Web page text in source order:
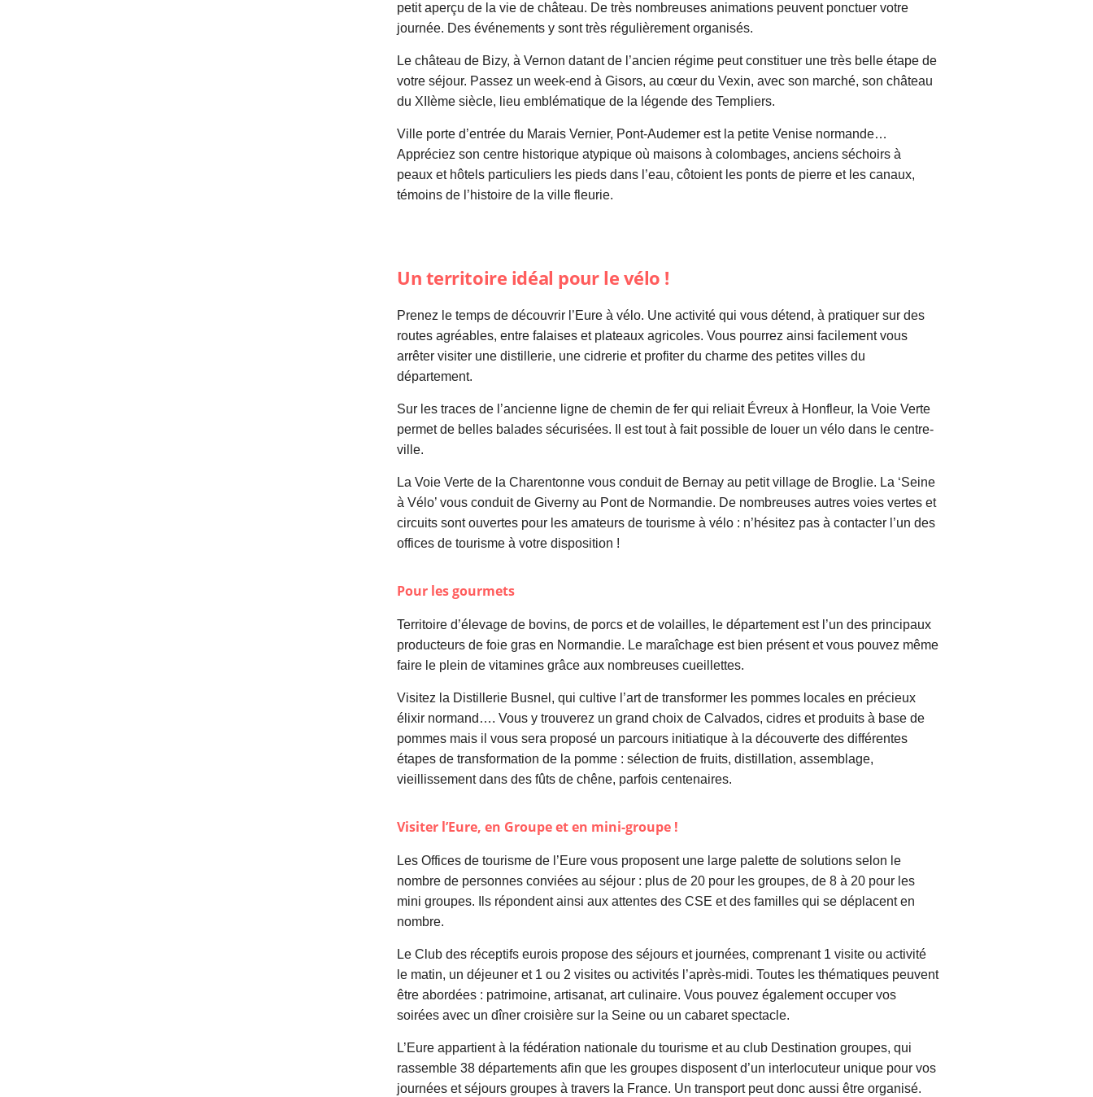
petit aperçu de la vie de château. De très nombreuses animations peuvent ponctuer votre
journée. Des événements y sont très régulièrement organisés.
Le château de Bizy, à Vernon datant de l’ancien régime peut constituer une très belle étape de
votre séjour. Passez un week-end à Gisors, au cœur du Vexin, avec son marché, son château
du XIIème siècle, lieu emblématique de la légende des Templiers.
Ville porte d’entrée du Marais Vernier, Pont-Audemer est la petite Venise normande…
Appréciez son centre historique atypique où maisons à colombages, anciens séchoirs à
peaux et hôtels particuliers les pieds dans l’eau, côtoient les ponts de pierre et les canaux,
témoins de l’histoire de la ville fleurie.
Un territoire idéal pour le vélo !
Prenez le temps de découvrir l’Eure à vélo. Une activité qui vous détend, à pratiquer sur des
routes agréables, entre falaises et plateaux agricoles. Vous pourrez ainsi facilement vous
arrêter visiter une distillerie, une cidrerie et profiter du charme des petites villes du
département.
Sur les traces de l’ancienne ligne de chemin de fer qui reliait Évreux à Honfleur, la Voie Verte
permet de belles balades sécurisées. Il est tout à fait possible de louer un vélo dans le centre-
ville.
La Voie Verte de la Charentonne vous conduit de Bernay au petit village de Broglie. La ‘Seine
à Vélo’ vous conduit de Giverny au Pont de Normandie. De nombreuses autres voies vertes et
circuits sont ouvertes pour les amateurs de tourisme à vélo : n’hésitez pas à contacter l’un des
offices de tourisme à votre disposition !
Pour les gourmets
Territoire d’élevage de bovins, de porcs et de volailles, le département est l’un des principaux
producteurs de foie gras en Normandie. Le maraîchage est bien présent et vous pouvez même
faire le plein de vitamines grâce aux nombreuses cueillettes.
Visitez la Distillerie Busnel, qui cultive l’art de transformer les pommes locales en précieux
élixir normand…. Vous y trouverez un grand choix de Calvados, cidres et produits à base de
pommes mais il vous sera proposé un parcours initiatique à la découverte des différentes
étapes de transformation de la pomme : sélection de fruits, distillation, assemblage,
vieillissement dans des fûts de chêne, parfois centenaires.
Visiter l’Eure, en Groupe et en mini-groupe !
Les Offices de tourisme de l’Eure vous proposent une large palette de solutions selon le
nombre de personnes conviées au séjour : plus de 20 pour les groupes, de 8 à 20 pour les
mini groupes. Ils répondent ainsi aux attentes des CSE et des familles qui se déplacent en
nombre.
Le Club des réceptifs eurois propose des séjours et journées, comprenant 1 visite ou activité
le matin, un déjeuner et 1 ou 2 visites ou activités l’après-midi. Toutes les thématiques peuvent
être abordées : patrimoine, artisanat, art culinaire. Vous pouvez également occuper vos
soirées avec un dîner croisière sur la Seine ou un cabaret spectacle.
L’Eure appartient à la fédération nationale du tourisme et au club Destination groupes, qui
rassemble 38 départements afin que les groupes disposent d’un interlocuteur unique pour vos
journées et séjours groupes à travers la France. Un transport peut donc aussi être organisé.